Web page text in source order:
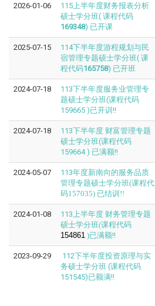
2026-01-06
115上半年度财务报表分析
硕士学分班( 课程代码
169348) 已开课
2025-07-15
114下半年度游程规划与民
宿管理专题硕士学分班( 课
程代码165758) 已开班
2024-07-18
113下半年度服务业管理专
题硕士学分班(课程代码
159665 )已开训!!
2024-07-18
113下半年度 财富管理专题
硕士学分班(课程代码
159664 ) 已满额!!
2024-05-07 113年度新南向的服务品质
管理专题硕士学分班(课程代
码157035) 已结训!!
2024-01-08 113上半年度 财务管理专题
硕士学分班(课程代码
154861 )已满额!!
2023-09-29
112下半年度投资原理与实
务硕士学分班 (课程代码
151545)已额满!!